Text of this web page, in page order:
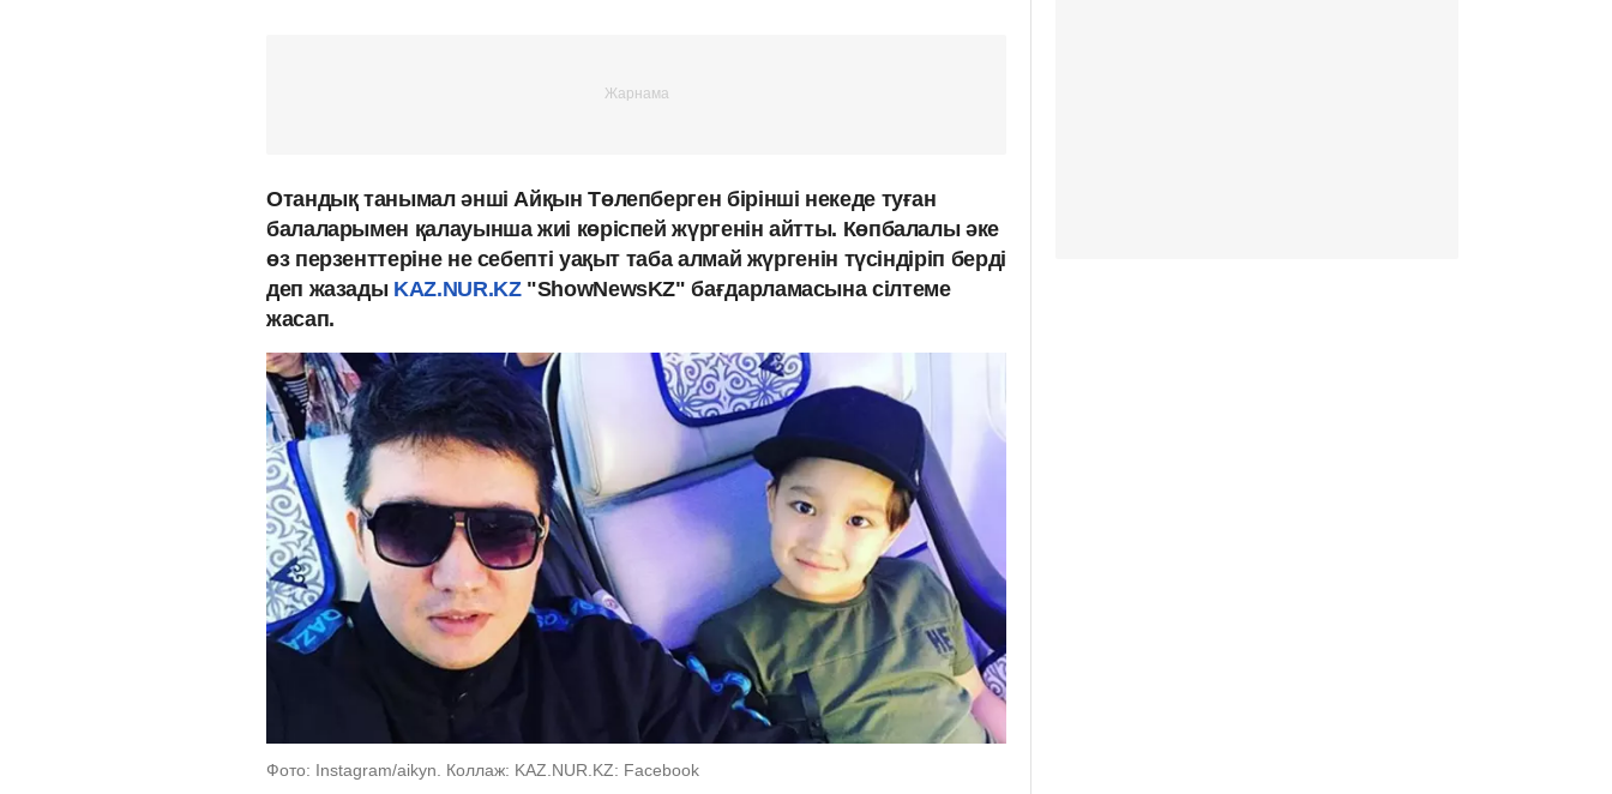
Отандық танымал әнші Айқын Төлепберген бірінші некеде туған
балаларымен қалауынша жиі көріспей жүргенін айтты. Көпбалалы әке
өз перзенттеріне не себепті уақыт таба алмай жүргенін түсіндіріп берді
деп жазады KAZ.NUR.KZ "ShowNewsKZ" бағдарламасына сілтеме
жасап.
Фото: Instagram/aikyn. Коллаж: KAZ.NUR.KZ: Facebook